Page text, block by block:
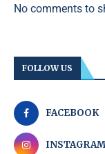
No comments to
FOLLOW US
FACEBOOK
INSTAGRAM